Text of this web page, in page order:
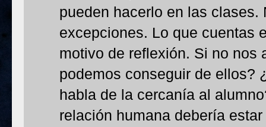
pueden hacerlo en las
excepciones. Lo que cuentas
motivo de reflexión. Si no nos
podemos conseguir de ellos?
habla de la cercanía al
relación humana debería